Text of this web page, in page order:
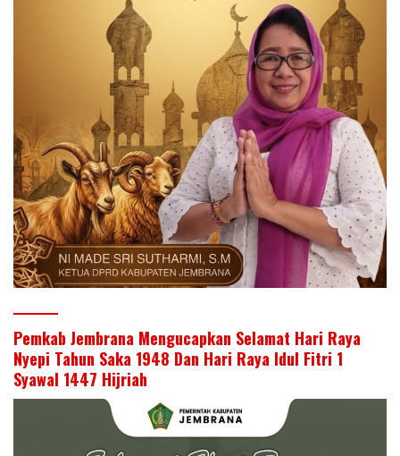
Pemkab Jembrana Mengucapkan Selamat Hari Raya
Nyepi Tahun Saka 1948 Dan Hari Raya Idul Fitri 1
Syawal 1447 Hijriah